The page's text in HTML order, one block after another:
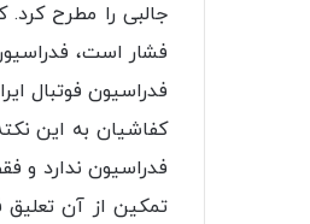
فشار است،
فدراسیون فوتبال
فدراسیون ندارد و
تمکین از آن تعلیق